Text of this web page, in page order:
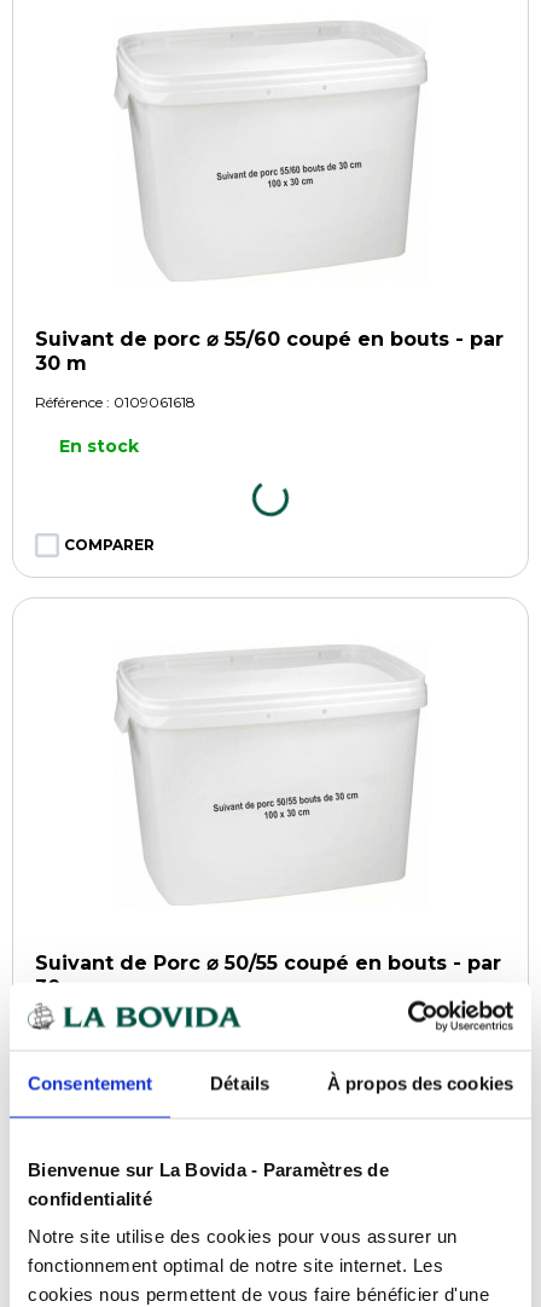
Consentement Détails À propos des cookies
Bienvenue sur La Bovida - Paramètres de
confidentialité
Notre site utilise des cookies pour vous assurer un
fonctionnement optimal de notre site internet. Les
cookies nous permettent de vous faire bénéficier d'une
Suivant de porc ⌀ 55/60 coupé en bouts - par
30 m
Référence : 0109061618
En stock
COMPARER
Suivant de Porc ⌀ 50/55 coupé en bouts - par
30 m
Référence : 0109061616
COMPARER